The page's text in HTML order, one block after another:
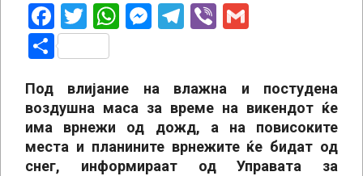
Facebook
Twitter
WhatsApp
Messenger
Telegram
Viber
Share
Под влијание на влажна и постудена
воздушна маса за време на викендот ќе
има врнежи од дожд, а на повисоките
места и планините врнежите ќе бидат од
снег, информираат од Управата за